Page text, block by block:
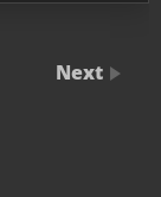
Next